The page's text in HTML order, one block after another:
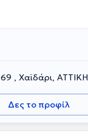
, Χαϊδάρι, ΑΤΤΙΚΗ
Δες το προφίλ